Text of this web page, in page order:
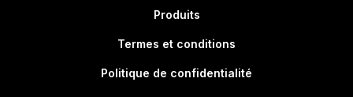
Produits
Termes et conditions
Politique de confidentialité